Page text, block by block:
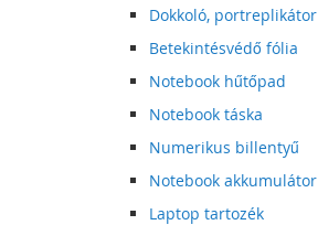
Dokkoló, portreplikátor
Betekintésvédő fólia
Notebook hűtőpad
Notebook táska
Numerikus billentyű
Notebook akkumulátor
Laptop tartozék